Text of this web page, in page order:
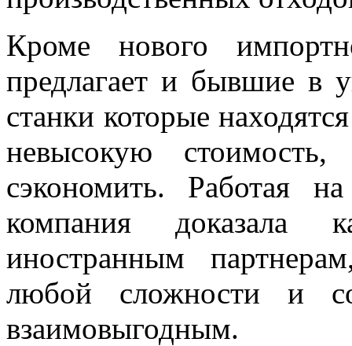
Кроме нового
предлагает и бывшие в
станки которые
невысокую стоимость,
сэкономить. Работая
компания доказала
иностранным
любой сложности и
взаимовыгодным.